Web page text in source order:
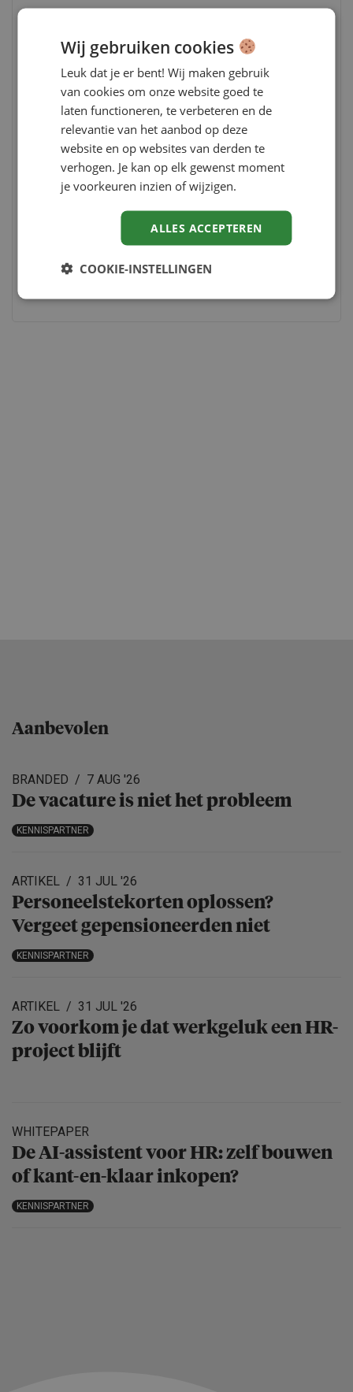
thema-special Nieuw
leiderschap aan
Met scherpe cijfers, inspirerende visies en
praktijkverhalen biedt deze themaspecial
inzichten voor álle lagen van leiderschap. En
biedt het houvast voor HR om het verschil te
Aanbevolen
BRANDED 7 AUG '26
De vacature is niet het probleem
KENNISPARTNER
ARTIKEL 31 JUL '26
Personeels­te­korten oplossen?
Vergeet gepensio­neerden niet
KENNISPARTNER
ARTIKEL 31 JUL '26
Zo voorkom je dat werkgeluk een HR-
project blijft
WHITEPAPER
De AI-assistent voor HR: zelf bouwen
of kant-en-klaar inkopen?
KENNISPARTNER
Wij gebruiken cookies
Leuk dat je er bent! Wij maken gebruik
van cookies om onze website goed te
laten functioneren, te verbeteren en de
relevantie van het aanbod op deze
website en op websites van derden te
verhogen. Je kan op elk gewenst moment
je voorkeuren inzien of wijzigen.
ALLES ACCEPTEREN
COOKIE-INSTELLINGEN